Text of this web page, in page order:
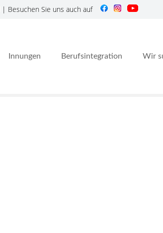
| Besuchen Sie uns auch auf
Innungen Berufsintegration Wir